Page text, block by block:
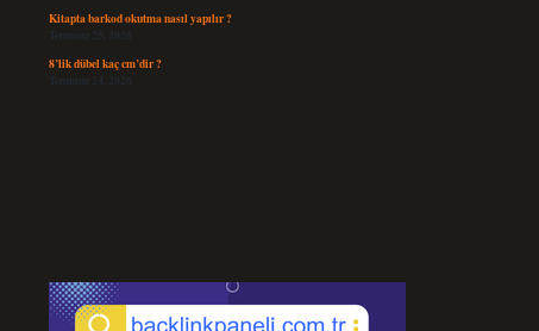
Kitapta barkod okutma nasıl yapılır ?
Temmuz 25, 2026
8’lik dübel kaç cm’dir ?
Temmuz 24, 2026